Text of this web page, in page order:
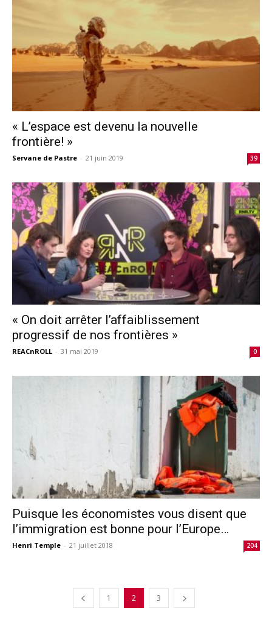
« L’espace est devenu la nouvelle
frontière! »
Servane de Pastre - 21 juin 2019 39
« On doit arrêter l’affaiblissement
progressif de nos frontières »
REACnROLL - 31 mai 2019 0
Puisque les économistes vous disent que
l’immigration est bonne pour l’Europe…
Henri Temple - 21 juillet 2018 204
1 2 3